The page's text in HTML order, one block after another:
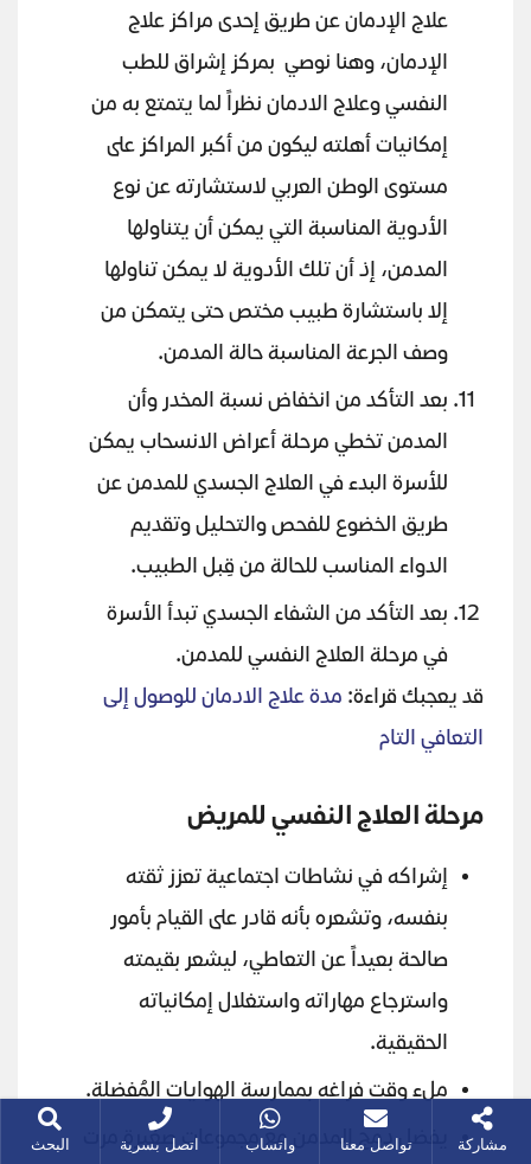
علاج الإدمان عن طريق إحدى مراكز علاج
الإدمان، وهنا نوصي بمركز إشراق للطب
النفسي وعلاج الادمان نظراً لما يتمتع به من
إمكانيات أهلته ليكون من أكبر المراكز على
مستوى الوطن العربي لاستشارته عن نوع
الأدوية المناسبة التي يمكن أن يتناولها
المدمن، إذ أن تلك الأدوية لا يمكن تناولها
إلا باستشارة طبيب مختص حتى يتمكن من
وصف الجرعة المناسبة حالة المدمن.
بعد التأكد من انخفاض نسبة المخدر وأن
المدمن تخطي مرحلة أعراض الانسحاب يمكن
للأسرة البدء في العلاج الجسدي للمدمن عن
طريق الخضوع للفحص والتحليل وتقديم
الدواء المناسب للحالة من قِبل الطبيب.
بعد التأكد من الشفاء الجسدي تبدأ الأسرة
في مرحلة العلاج النفسي للمدمن.
قد يعجبك قراءة: مدة علاج الادمان للوصول إلى
التعافي التام
مرحلة العلاج النفسي للمريض
إشراكه في نشاطات اجتماعية تعزز ثقته
بنفسه، وتشعره بأنه قادر على القيام بأمور
صالحة بعيداً عن التعاطي، ليشعر بقيمته
واسترجاع مهاراته واستغلال إمكانياته
الحقيقية.
ملء وقت فراغه بممارسة الهوايات المُفضلة.
يفضل دمج المدمن مع مجموعات صغيرة مرت
مشاركة تواصل معنا واتساب اتصل بسرية البحث